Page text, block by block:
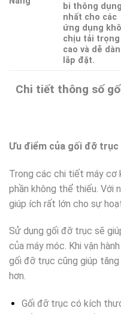
bi thông dụng
nhất cho các
ứng dụng
chịu tải trọng
cao và dễ
lắp đặt.
Chi tiết thông số
Ưu điểm của gối đỡ trục
Trong các chi tiết máy cơ
phần không thể thiếu. Với
giúp ích rất lớn cho sự
Sử dụng gối đỡ trục sẽ
của máy móc. Khi vận
gối đỡ trục cũng giúp
hơn.
Gối đỡ trục có kích